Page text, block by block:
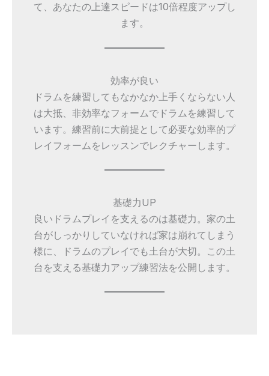
て、あなたの上達スピードは10倍程度アップし
ます。
効率が良い
ドラムを練習してもなかなか上手くならない人
は大抵、非効率なフォームでドラムを練習して
います。練習前に大前提として必要な効率的プ
レイフォームをレッスンでレクチャーします。
基礎力UP
良いドラムプレイを支えるのは基礎力。家の土
台がしっかりしていなければ家は崩れてしまう
様に、ドラムのプレイでも土台が大切。この土
台を支える基礎力アップ練習法を公開します。